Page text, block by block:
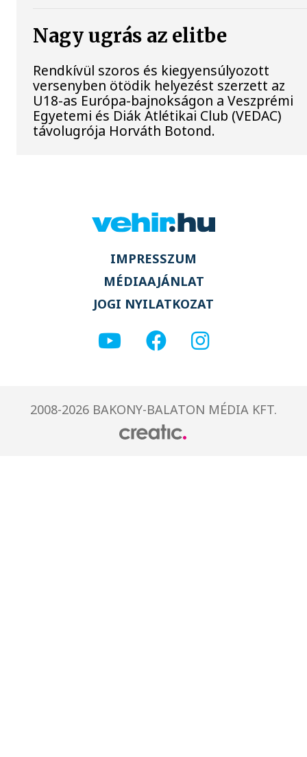
Nagy ugrás az elitbe
Rendkívül szoros és kiegyensúlyozott
versenyben ötödik helyezést szerzett az
U18-as Európa-bajnokságon a Veszprémi
Egyetemi és Diák Atlétikai Club (VEDAC)
távolugrója Horváth Botond.
IMPRESSZUM
MÉDIAAJÁNLAT
JOGI NYILATKOZAT
2008-2026 BAKONY-BALATON MÉDIA KFT.